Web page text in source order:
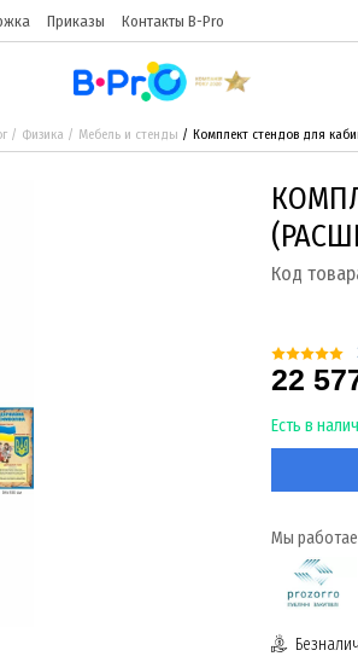
Приказы Контакты B-Pro
Физика Мебель и стенды Комплект стендов для
Код
22
Есть в
Мы